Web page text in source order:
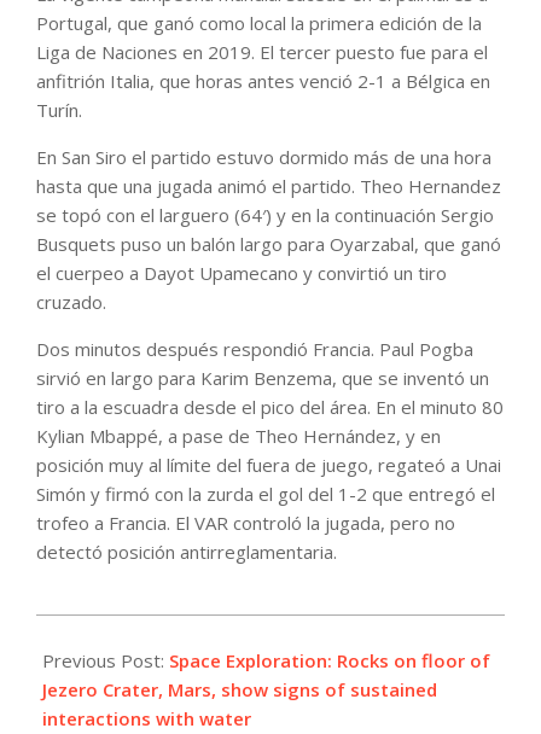
Portugal, que ganó como local la primera edición de la
Liga de Naciones en 2019. El tercer puesto fue para el
anfitrión Italia, que horas antes venció 2-1 a Bélgica en
Turín.
En San Siro el partido estuvo dormido más de una hora
hasta que una jugada animó el partido. Theo Hernandez
se topó con el larguero (64′) y en la continuación Sergio
Busquets puso un balón largo para Oyarzabal, que ganó
el cuerpeo a Dayot Upamecano y convirtió un tiro
cruzado.
Dos minutos después respondió Francia. Paul Pogba
sirvió en largo para Karim Benzema, que se inventó un
tiro a la escuadra desde el pico del área. En el minuto 80
Kylian Mbappé, a pase de Theo Hernández, y en
posición muy al límite del fuera de juego, regateó a Unai
Simón y firmó con la zurda el gol del 1-2 que entregó el
trofeo a Francia. El VAR controló la jugada, pero no
detectó posición antirreglamentaria.
10-
10
Previous Post: Space Exploration: Rocks on floor of
Jezero Crater, Mars, show signs of sustained
interactions with water